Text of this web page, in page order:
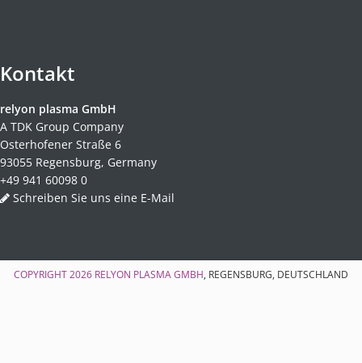
Kontakt
relyon plasma GmbH
A TDK Group Company
Osterhofener Straße 6
93055 Regensburg, Germany
+49 941 60098 0
Schreiben Sie uns eine E-Mail
COPYRIGHT 2026 RELYON PLASMA GMBH , REGENSBURG, DEUTSCHLAND